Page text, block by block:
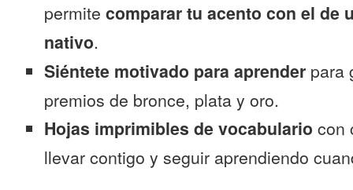
permite comparar tu acento con el de
nativo.
Siéntete motivado para aprender para
premios de bronce, plata y oro.
Hojas imprimibles de vocabulario con
llevar contigo y seguir aprendiendo